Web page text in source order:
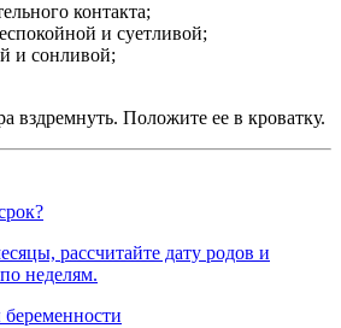
контакта;
и суетливой;
и сонливой;
вздремнуть. Положите ее в кроватку.
рассчитайте дату родов и
неделям.